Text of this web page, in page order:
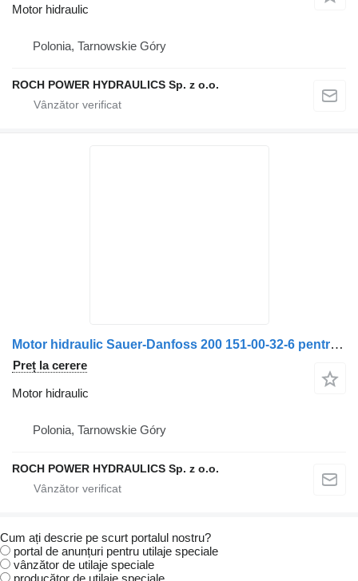
Motor hidraulic
Polonia, Tarnowskie Góry
ROCH POWER HYDRAULICS Sp. z o.o.
Motor hidraulic Sauer-Danfoss 200 151-00-32-6 pentru maşina de măturat stradă Schmidt
Preț la cerere
Motor hidraulic
Polonia, Tarnowskie Góry
ROCH POWER HYDRAULICS Sp. z o.o.
Cum ați descrie pe scurt portalul nostru?
portal de anunțuri pentru utilaje speciale
vânzător de utilaje speciale
producător de utilaje speciale